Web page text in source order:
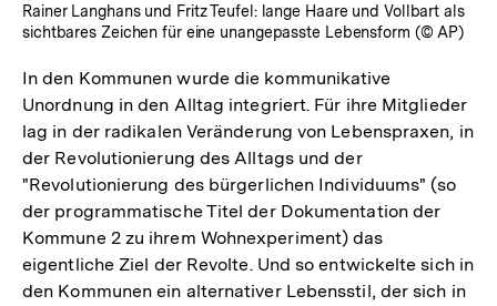
Rainer Langhans und Fritz Teufel: lange Haare und Vollbart als
sichtbares Zeichen für eine unangepasste Lebensform (© AP)
In den Kommunen wurde die kommunikative
Unordnung in den Alltag integriert. Für ihre Mitglieder
lag in der radikalen Veränderung von Lebenspraxen, in
der Revolutionierung des Alltags und der
"Revolutionierung des bürgerlichen Individuums" (so
der programmatische Titel der Dokumentation der
Kommune 2 zu ihrem Wohnexperiment) das
eigentliche Ziel der Revolte. Und so entwickelte sich in
den Kommunen ein alternativer Lebensstil, der sich in